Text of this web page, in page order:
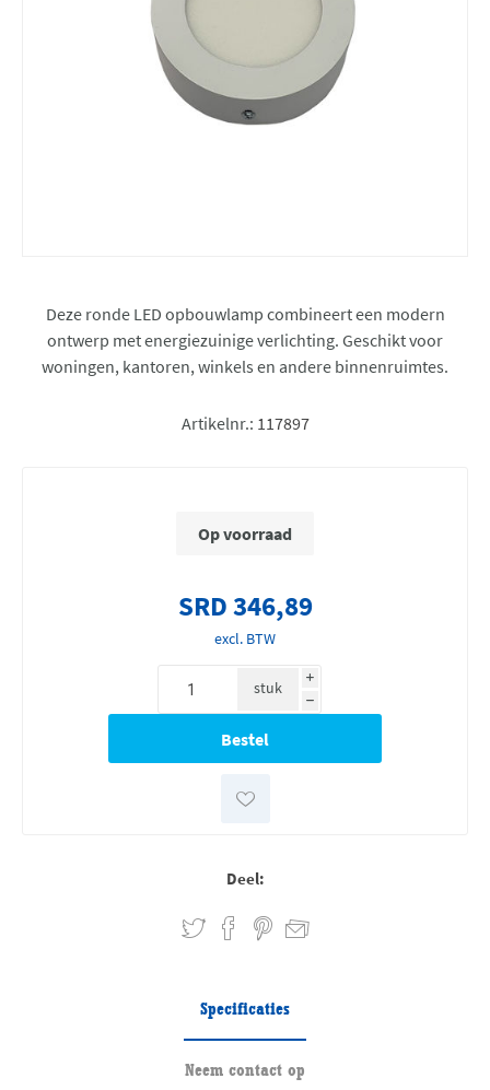
Deze ronde LED opbouwlamp combineert een modern
ontwerp met energiezuinige verlichting. Geschikt voor
woningen, kantoren, winkels en andere binnenruimtes.
Artikelnr.: 117897
Op voorraad
SRD 346,89
excl. BTW
i
h
stuk
Deel:
Specificaties
Neem contact op